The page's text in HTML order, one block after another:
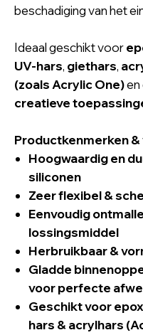
beschadiging van het
Ideaal geschikt voor
UV-hars, giethars,
(zoals Acrylic One)en
creatieve
Productkenmerken
Hoogwaardig en
siliconen
Zeer flexibel &
Eenvoudig
lossingsmiddel
Herbruikbaar &
Gladde
voor perfecte
Geschikt voor
hars & acrylhars